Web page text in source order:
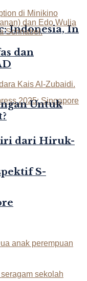
Indonesia, In
dari Hiruk-
S-
dan
Untuk